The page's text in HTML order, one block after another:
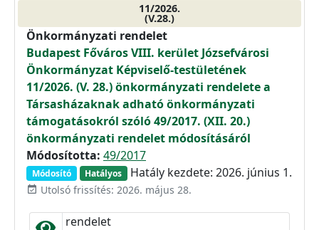
11/2026.
(V.28.)
Önkormányzati rendelet
Budapest Főváros VIII. kerület Józsefvárosi
Önkormányzat Képviselő-testületének
11/2026. (V. 28.) önkormányzati rendelete a
Társasházaknak adható önkormányzati
támogatásokról szóló 49/2017. (XII. 20.)
önkormányzati rendelet módosításáról
Módosította: 49/2017
Módosító Hatályos Hatály kezdete: 2026. június 1.
event_available Utolsó frissítés: 2026. május 28.
rendelet